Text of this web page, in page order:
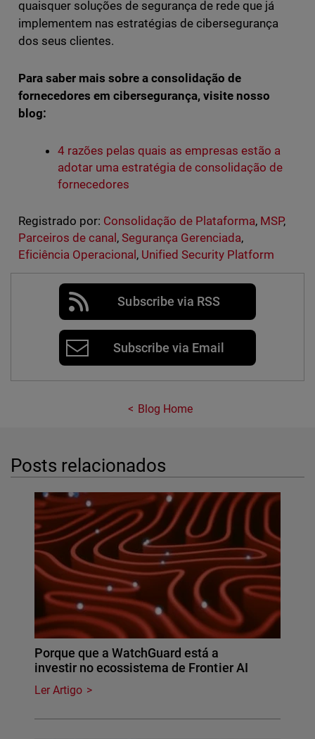
quaisquer soluções de segurança de rede que já
implementem nas estratégias de cibersegurança
dos seus clientes.
Para saber mais sobre a consolidação de
fornecedores em cibersegurança, visite nosso
blog:
4 razões pelas quais as empresas estão a
adotar uma estratégia de consolidação de
fornecedores
Registrado por: Consolidação de Plataforma, MSP,
Parceiros de canal , Segurança Gerenciada,
Eficiência Operacional , Unified Security Platform
Subscribe via RSS
Subscribe via Email
Blog Home
Posts relacionados
Porque que a WatchGuard está a
investir no ecossistema de Frontier AI
Ler Artigo